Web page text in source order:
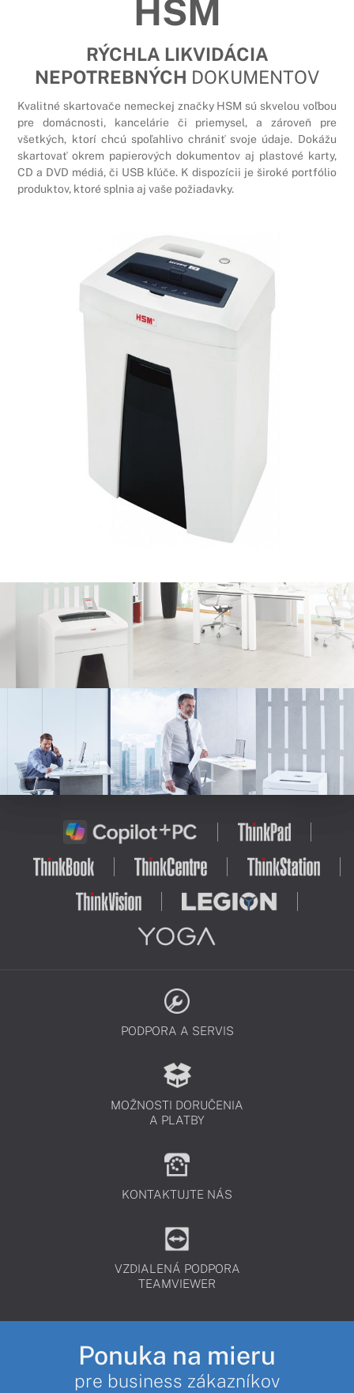
HSM
RÝCHLA LIKVIDÁCIA
NEPOTREBNÝCH DOKUMENTOV
Kvalitné skartovače nemeckej značky HSM sú skvelou voľbou
pre domácnosti, kancelárie či priemysel, a zároveň pre
všetkých, ktorí chcú spoľahlivo chrániť svoje údaje. Dokážu
skartovať okrem papierových dokumentov aj plastové karty,
CD a DVD médiá, či USB kľúče. K dispozícii je široké portfólio
produktov, ktoré splnia aj vaše požiadavky.
PODPORA A SERVIS
MOŽNOSTI DORUČENIA
A PLATBY
KONTAKTUJTE NÁS
VZDIALENÁ PODPORA
TEAMVIEWER
Ponuka na mieru
pre business zákazníkov